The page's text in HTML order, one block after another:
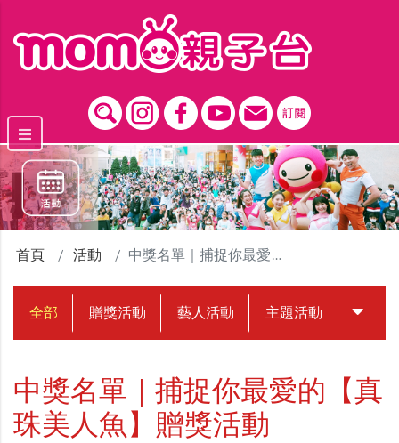
首頁 活動 中獎名單｜捕捉你最愛的【真珠美人魚】贈獎活動
全部 贈獎活動 藝人活動 主題活動 中獎名
中獎名單｜捕捉你最愛的【真
珠美人魚】贈獎活動